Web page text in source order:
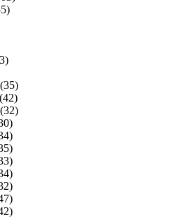
(35)
(42)
(32)